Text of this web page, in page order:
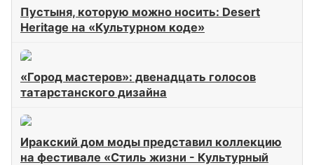
Пустыня, которую можно носить: Desert
Heritage на «Культурном коде»
«Город мастеров»: двенадцать голосов
татарстанского дизайна
Иракский дом моды представил коллекцию
на фестивале «Стиль жизни - Культурный